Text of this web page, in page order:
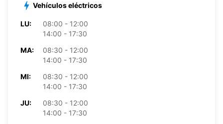
Vehículos eléctricos
LU:
08:00 - 12:00
14:00 - 17:30
MA:
08:30 - 12:00
14:00 - 17:30
MI:
08:30 - 12:00
14:00 - 17:30
JU:
08:30 - 12:00
14:00 - 17:30